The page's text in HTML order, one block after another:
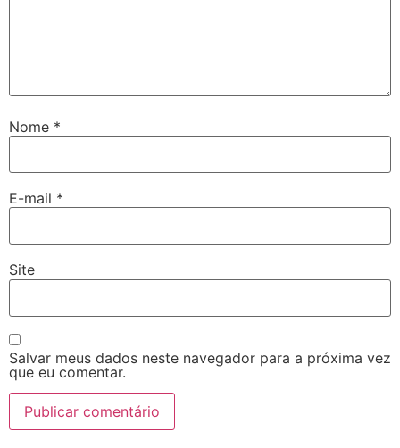
Nome *
E-mail *
Site
Salvar meus dados neste navegador para a próxima vez
que eu comentar.